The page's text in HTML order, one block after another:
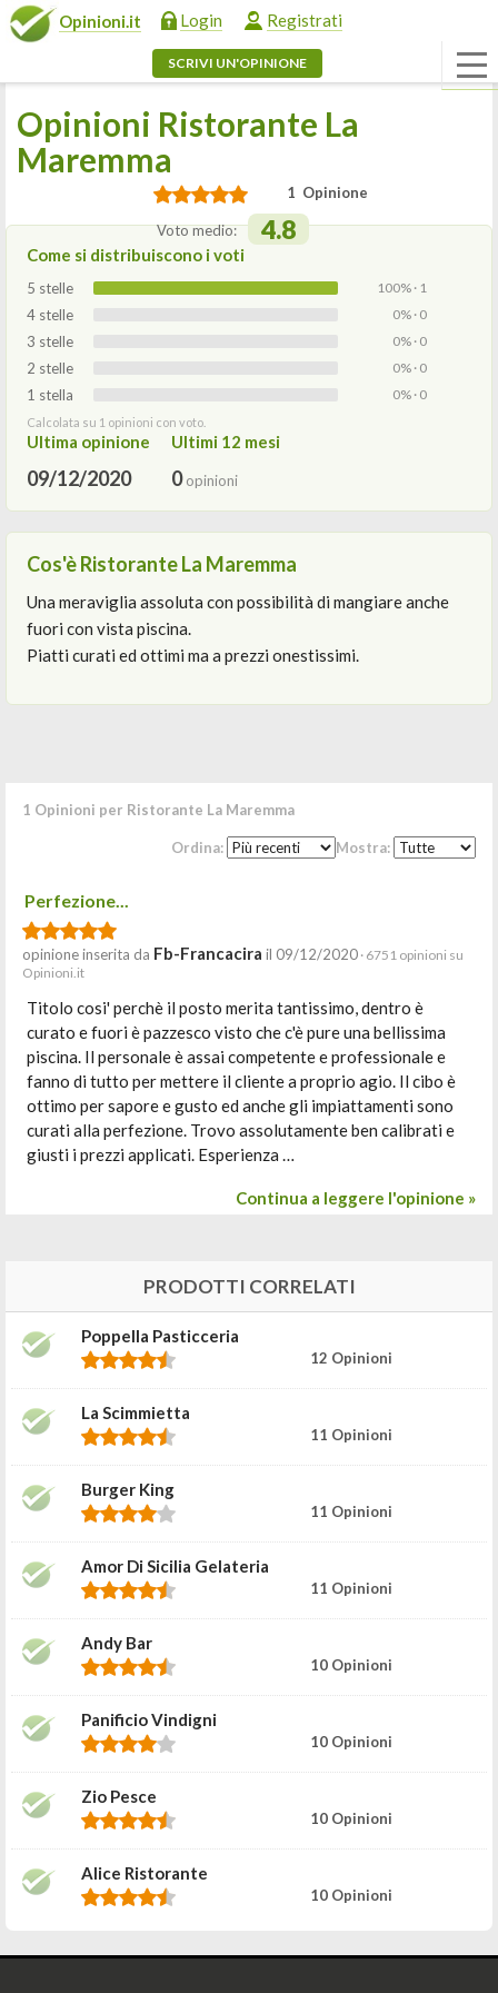
Opinioni.it Login Registrati
SCRIVI UN'OPINIONE
Opinioni Ristorante La
Maremma
1 Opinione
Voto medio: 4.8
Come si distribuiscono i voti
5 stelle 100% · 1
4 stelle 0% · 0
3 stelle 0% · 0
2 stelle 0% · 0
1 stella 0% · 0
Calcolata su 1 opinioni con voto.
Ultima opinione
09/12/2020
Ultimi 12 mesi
0opinioni
Cos'è Ristorante La Maremma
Una meraviglia assoluta con possibilità di mangiare anche
fuori con vista piscina.
Piatti curati ed ottimi ma a prezzi onestissimi.
1 Opinioni per Ristorante La Maremma
Ordina: Mostra:
Perfezione...
opinione inserita da Fb-Francacira il 09/12/2020 · 6751 opinioni su
Opinioni.it
Titolo cosi' perchè il posto merita tantissimo, dentro è
curato e fuori è pazzesco visto che c'è pure una bellissima
piscina. Il personale è assai competente e professionale e
fanno di tutto per mettere il cliente a proprio agio. Il cibo è
ottimo per sapore e gusto ed anche gli impiattamenti sono
curati alla perfezione. Trovo assolutamente ben calibrati e
giusti i prezzi applicati. Esperienza …
Continua a leggere l'opinione »
PRODOTTI CORRELATI
Poppella Pasticceria
12 Opinioni
La Scimmietta
11 Opinioni
Burger King
11 Opinioni
Amor Di Sicilia Gelateria
11 Opinioni
Andy Bar
10 Opinioni
Panificio Vindigni
10 Opinioni
Zio Pesce
10 Opinioni
Alice Ristorante
10 Opinioni